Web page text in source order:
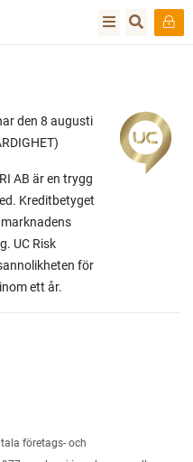
den 8 augusti
AB är en trygg
Kreditbetyget
UC Risk
för
ett år.
företags- och